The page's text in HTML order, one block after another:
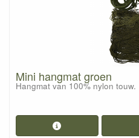
Mini hangmat groen
Hangmat van 100% nylon touw.